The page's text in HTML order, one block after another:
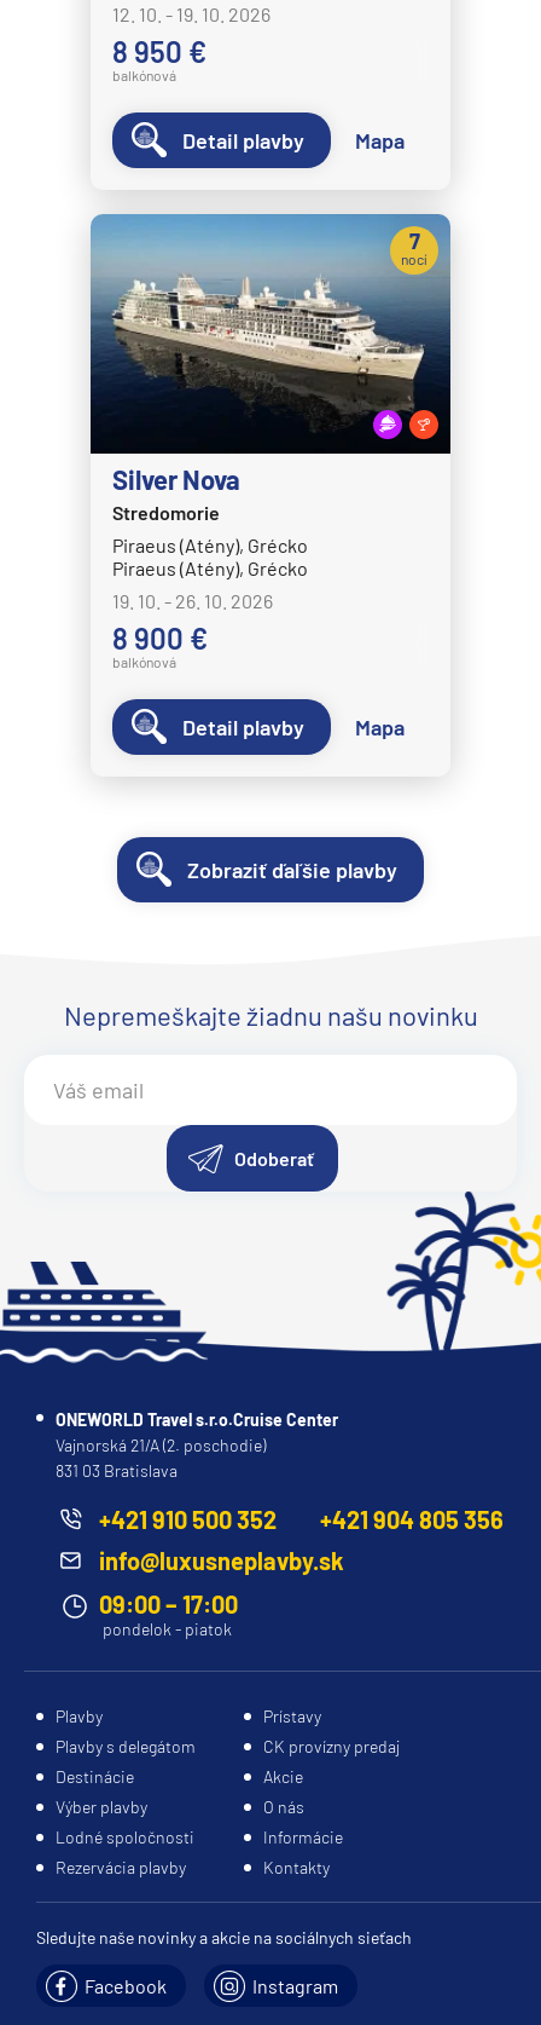
12. 10. - 19. 10. 2026
8 950 €
balkónová
Detail plavby Mapa
Silver Nova
Stredomorie
Piraeus (Atény), Grécko
Piraeus (Atény), Grécko
19. 10. - 26. 10. 2026
8 900 €
balkónová
7
nocí
Detail plavby Mapa
Zobraziť ďaľšie plavby
Nepremeškajte žiadnu našu novinku
Odoberať
ONEWORLD Travel s.r.o.Cruise Center
Vajnorská 21/A (2. poschodie)
831 03 Bratislava
+421 910 500 352
+421 904 805 356
info@luxusneplavby.sk
09:00 – 17:00
pondelok - piatok
Plavby
Prístavy
Plavby s delegátom
CK provízny predaj
Destinácie
Akcie
Výber plavby
O nás
Lodné spoločnosti
Informácie
Rezervácia plavby
Kontakty
Sledujte naše novinky a akcie na sociálnych sieťach
Facebook Instagram